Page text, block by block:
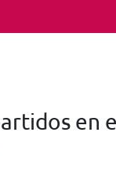
en